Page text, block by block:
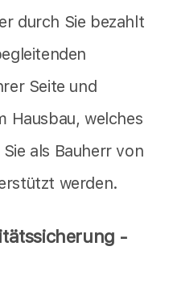
durch Sie bezahlt
Seite und
Hausbau, welches
als Bauherr von
werden.
-